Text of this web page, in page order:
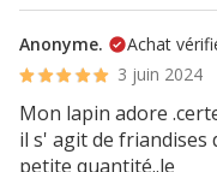
Anonyme.
Achat
3 juin 2024
Mon lapin adore
il s' agit de
petite quantité..le